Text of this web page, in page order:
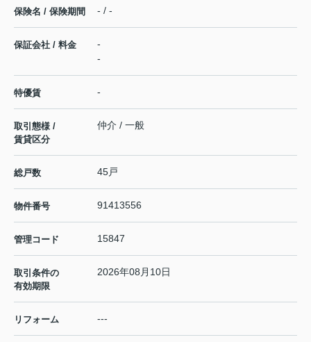
保険名 / 保険期間 - / -
保証会社 / 料金
-
-
特優賃 -
取引態様 /
賃貸区分
仲介 / 一般
総戸数 45戸
物件番号 91413556
管理コード 15847
取引条件の
有効期限
2026年08月10日
リフォーム ---